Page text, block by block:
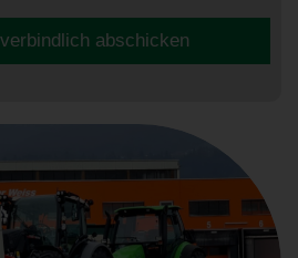
abschicken